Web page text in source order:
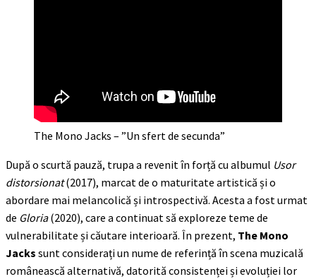
The Mono Jacks – ”Un sfert de secunda”
După o scurtă pauză, trupa a revenit în forță cu albumul Usor
distorsionat(2017), marcat de o maturitate artistică și o
abordare mai melancolică și introspectivă. Acesta a fost urmat
de Gloria(2020), care a continuat să exploreze teme de
vulnerabilitate și căutare interioară. În prezent, The Mono
Jacks sunt considerați un nume de referință în scena muzicală
românească alternativă, datorită consistenței și evoluției lor